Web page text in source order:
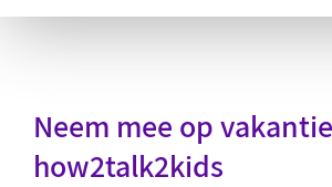
Neem mee op
how2talk2kids